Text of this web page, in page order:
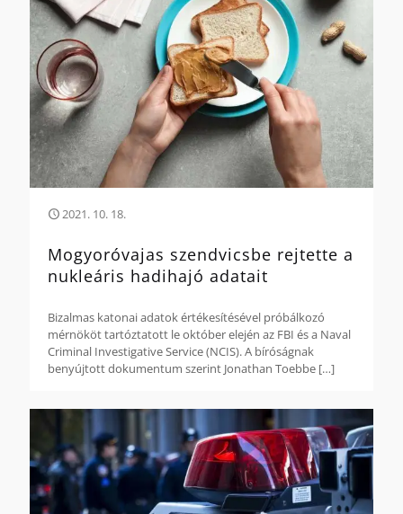
2021. 10. 18.
Mogyoróvajas szendvicsbe rejtette a
nukleáris hadihajó adatait
Bizalmas katonai adatok értékesítésével próbálkozó
mérnököt tartóztatott le október elején az FBI és a Naval
Criminal Investigative Service (NCIS). A bíróságnak
benyújtott dokumentum szerint Jonathan Toebbe […]